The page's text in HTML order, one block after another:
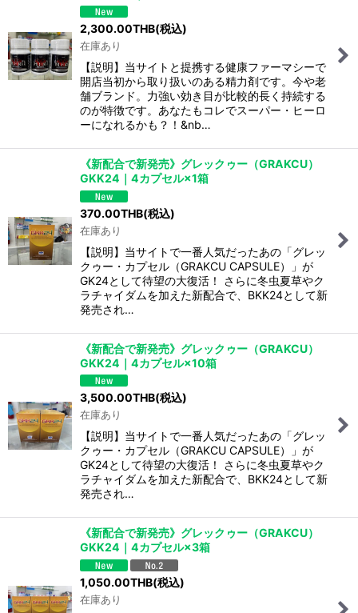
2,300.00THB(税込)
在庫あり
【説明】当サイトと提携する健康ファーマシーで
開店当初から取り扱いのある精力剤です。今や老
舗ブランド。力強い効き目が比較的長く持続する
のが特徴です。あなたもコレでスーパー・ヒーロ
ーになれるかも？！&nb…
《新配合で新発売》グレックゥー（GRAKCU）
GKK24｜4カプセル×1箱
370.00THB(税込)
在庫あり
【説明】当サイトで一番人気だったあの「グレッ
クゥー・カプセル（GRAKCU CAPSULE）」が
GK24として待望の大復活！ さらに冬虫夏草やク
ラチャイダムを加えた新配合で、BKK24として新
発売され…
《新配合で新発売》グレックゥー（GRAKCU）
GKK24｜4カプセル×10箱
3,500.00THB(税込)
在庫あり
【説明】当サイトで一番人気だったあの「グレッ
クゥー・カプセル（GRAKCU CAPSULE）」が
GK24として待望の大復活！ さらに冬虫夏草やク
ラチャイダムを加えた新配合で、BKK24として新
発売され…
《新配合で新発売》グレックゥー（GRAKCU）
GKK24｜4カプセル×3箱
1,050.00THB(税込)
在庫あり